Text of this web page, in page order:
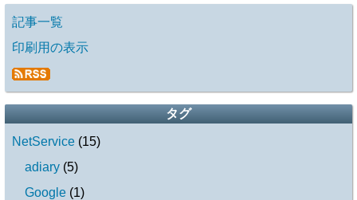
記事一覧
印刷用の表示
タグ
NetService (15)
adiary (5)
Google (1)